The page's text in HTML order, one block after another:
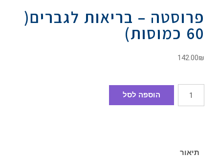
פרוסטה – בריאות לגברים(
60 כמוסות)
142.00₪
הוספה לסל
תיאור